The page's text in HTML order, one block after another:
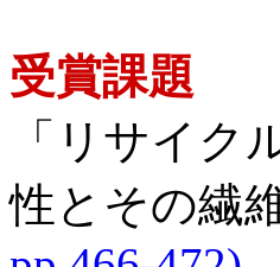
受賞課題
「リサイク
性とその繊